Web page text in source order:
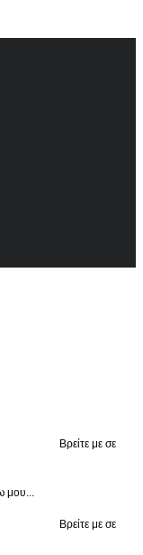
Βρείτε με σε
μου...
Βρείτε με σε